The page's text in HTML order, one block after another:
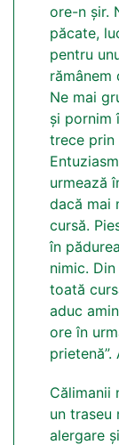
ore-n șir.
păcate,
pentru
rămânem
Ne mai
și pornim
trece prin
urmează
dacă mai
cursă.
în
nimic.
toată
aduc
ore în
prietenă”.
Călimanii
un traseu
alergare